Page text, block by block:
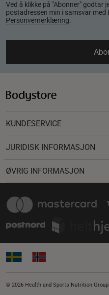
Ved å klikke på "Abonner" godtar
postadressen min i samsvar med
Personvernerklæring.
KUNDESERVICE
JURIDISK INFORMASJON
ØVRIG INFORMASJON
© 2026 Health and Sports Nutrition